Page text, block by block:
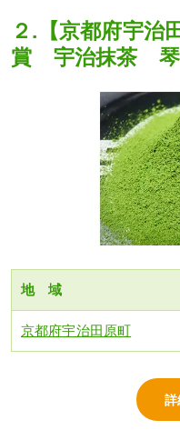
２.【京都府宇治
賞 宇治抹茶 琴
地 域
京都府宇治田原町
詳